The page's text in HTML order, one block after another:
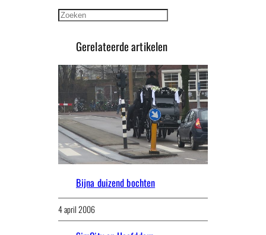
Zoeken
Gerelateerde artikelen
Bijna duizend bochten
4 april 2006